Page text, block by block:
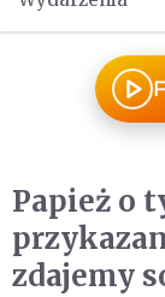
Papież o
zdajemy